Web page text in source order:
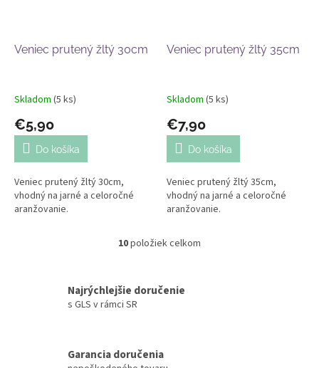
Veniec prutený žltý 30cm
Skladom (5 ks)
€5,90
Do košíka
Veniec prutený žltý 30cm,
vhodný na jarné a celoročné
aranžovanie.
Veniec prutený žltý 35cm
Skladom (5 ks)
€7,90
Do košíka
Veniec prutený žltý 35cm,
vhodný na jarné a celoročné
aranžovanie.
O
á
e
10položiek celkom
Najrýchlejšie doručenie
s GLS v rámci SR
Garancia doručenia